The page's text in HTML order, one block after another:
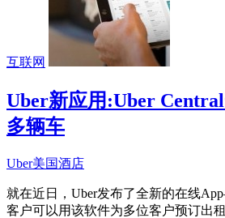
互联网
Uber新应用:Uber
多辆车
Uber美国酒店
就在近日，Uber发布了全新的在线
客户可以用该软件为多位客户预订出